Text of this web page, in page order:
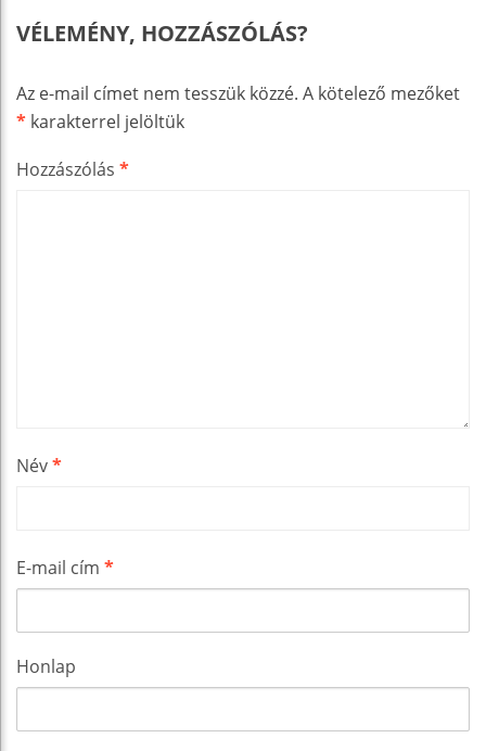
VÉLEMÉNY, HOZZÁSZÓLÁS?
Az e-mail címet nem tesszük közzé. A kötelező mezőket
* karakterrel jelöltük
Hozzászólás *
Név*
E-mail cím *
Honlap